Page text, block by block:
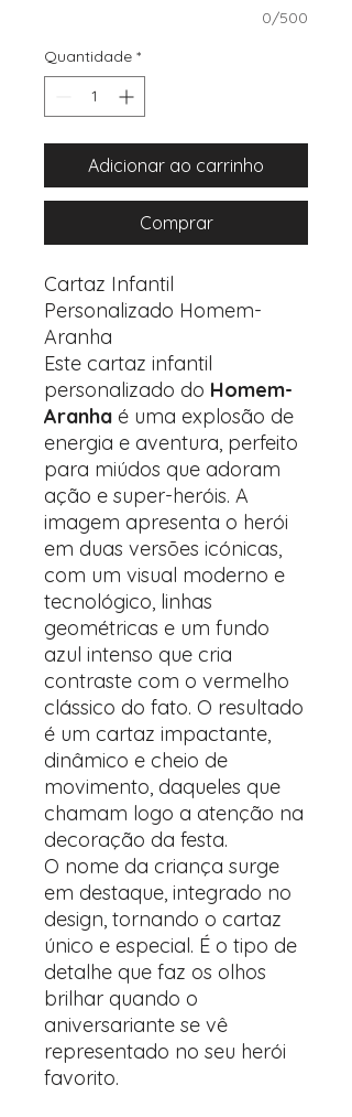
0/500
Quantidade *
Adicionar ao carrinho
Comprar
Cartaz Infantil
Personalizado Homem-
Aranha
Este cartaz infantil
personalizado do Homem-
Aranha é uma explosão de
energia e aventura, perfeito
para miúdos que adoram
ação e super-heróis. A
imagem apresenta o herói
em duas versões icónicas,
com um visual moderno e
tecnológico, linhas
geométricas e um fundo
azul intenso que cria
contraste com o vermelho
clássico do fato. O resultado
é um cartaz impactante,
dinâmico e cheio de
movimento, daqueles que
chamam logo a atenção na
decoração da festa.
O nome da criança surge
em destaque, integrado no
design, tornando o cartaz
único e especial. É o tipo de
detalhe que faz os olhos
brilhar quando o
aniversariante se vê
representado no seu herói
favorito.